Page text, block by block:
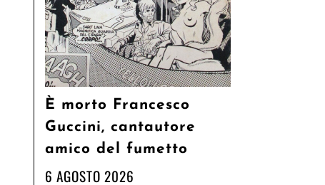
È morto Francesco
Guccini, cantautore
amico del fumetto
6 AGOSTO 2026